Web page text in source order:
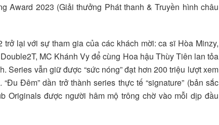
Award 2023 (Giải thưởng Phát thanh & Truyền hình châu
lại với sự tham gia của các khách mời: ca sĩ Hòa Minzy,
MC Khánh Vy để cùng Hoa hậu Thùy Tiên lan tỏa
Series vẫn giữ được “sức nóng” đạt hơn 200 triệu lượt xem
Đêm” dần trở thành series thực tế “signature” (bản sắc
Originals được người hâm mộ trông chờ vào mỗi dịp đầu